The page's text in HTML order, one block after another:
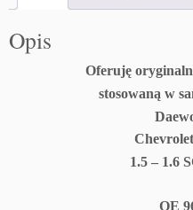
Opis
Oferuję
stosowaną w
1.5 – 1.6
OE